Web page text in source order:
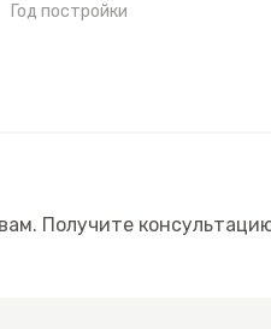
Год постройки
Получите